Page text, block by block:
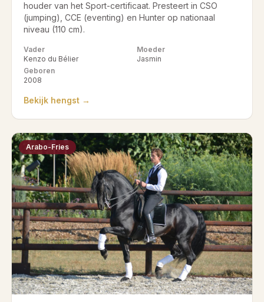
houder van het Sport-certificaat. Presteert in CSO
(jumping), CCE (eventing) en Hunter op nationaal
niveau (110 cm).
Vader
Kenzo du Bélier
Moeder
Jasmin
Geboren
2008
Bekijk hengst →
Arabo-Fries